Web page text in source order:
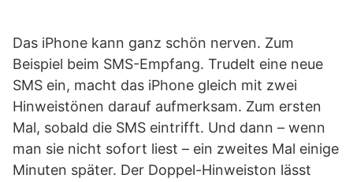
Das iPhone kann ganz schön nerven. Zum
Beispiel beim SMS-Empfang. Trudelt eine neue
SMS ein, macht das iPhone gleich mit zwei
Hinweistönen darauf aufmerksam. Zum ersten
Mal, sobald die SMS eintrifft. Und dann – wenn
man sie nicht sofort liest – ein zweites Mal einige
Minuten später. Der Doppel-Hinweiston lässt